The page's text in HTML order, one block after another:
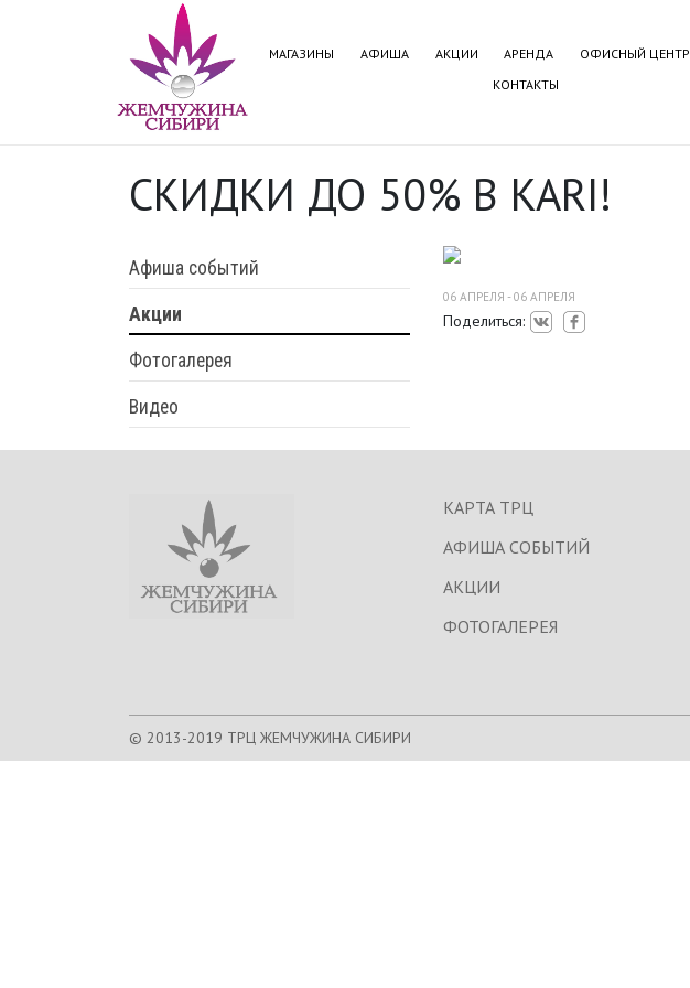
МАГАЗИНЫ АФИША АКЦИИ АРЕНДА ОФИСНЫЙ ЦЕНТР
КОНТАКТЫ
СКИДКИ ДО 50% В KARI!
Афиша событий
Акции
Фотогалерея
Видео
06 АПРЕЛЯ - 06 АПРЕЛЯ
Поделиться:
КАРТА ТРЦ
АФИША СОБЫТИЙ
АКЦИИ
ФОТОГАЛЕРЕЯ
© 2013-2019 ТРЦ ЖЕМЧУЖИНА СИБИРИ